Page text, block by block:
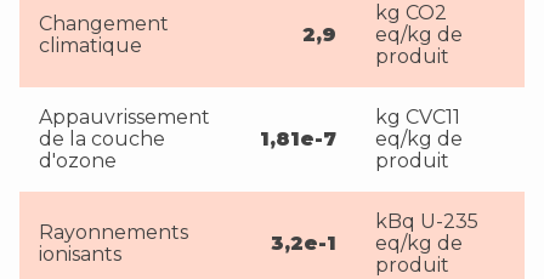
Changement
climatique
2,9
kg CO2
eq/kg de
produit
Appauvrissement
de la couche
d'ozone
1,81e-7
kg CVC11
eq/kg de
produit
Rayonnements
ionisants
3,2e-1
kBq U-235
eq/kg de
produit